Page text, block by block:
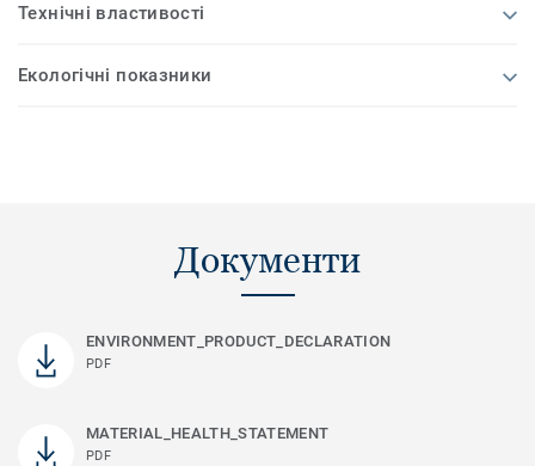
Технічні властивості
Екологічні показники
Документи
ENVIRONMENT_PRODUCT_DECLARATION
PDF
MATERIAL_HEALTH_STATEMENT
PDF